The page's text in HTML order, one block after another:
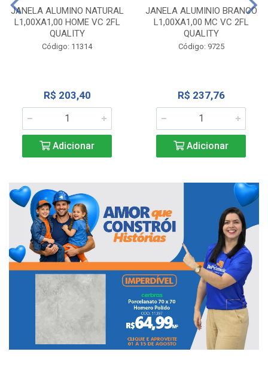
JANELA ALUMINO NATURAL
L1,00XA1,00 HOME VC 2FL
QUALITY
Código: 11314
R$ 203,40
Adicionar
JANELA ALUMINIO BRANCO
L1,00XA1,00 MC VC 2FL
QUALITY
Código: 9725
R$ 237,76
Adicionar